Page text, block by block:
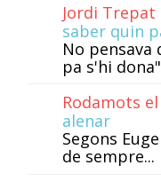
Jordi Trepat
saber quin
No pensava
pa s'hi
Rodamots
alenar
Segons
de sempre...